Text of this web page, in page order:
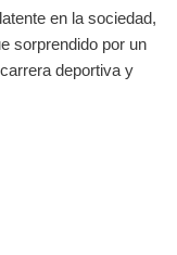
en la sociedad,
sorprendido por un
deportiva y